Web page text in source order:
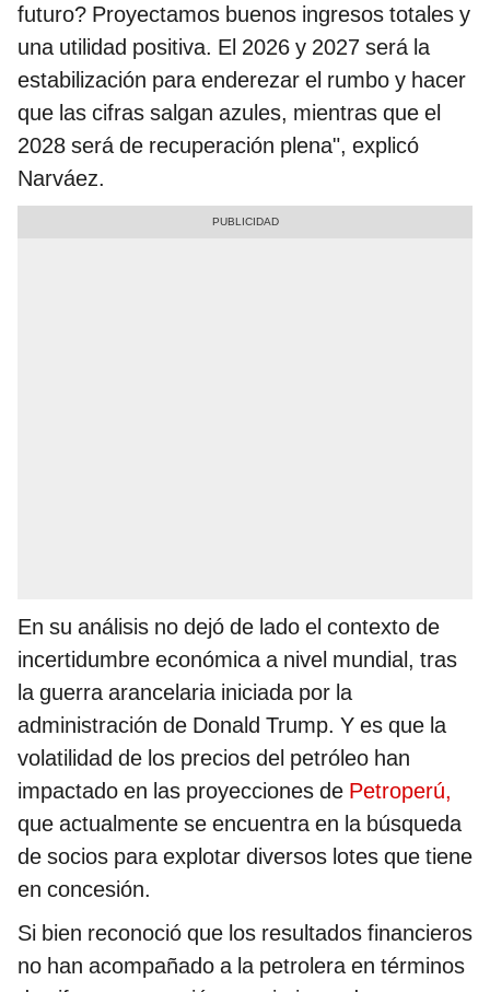
futuro? Proyectamos buenos ingresos totales y
una utilidad positiva. El 2026 y 2027 será la
estabilización para enderezar el rumbo y hacer
que las cifras salgan azules, mientras que el
2028 será de recuperación plena", explicó
Narváez.
En su análisis no dejó de lado el contexto de
incertidumbre económica a nivel mundial, tras
la guerra arancelaria iniciada por la
administración de Donald Trump. Y es que la
volatilidad de los precios del petróleo han
impactado en las proyecciones de Petroperú,
que actualmente se encuentra en la búsqueda
de socios para explotar diversos lotes que tiene
en concesión.
Si bien reconoció que los resultados financieros
no han acompañado a la petrolera en términos